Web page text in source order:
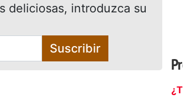
deliciosas, introduzca su
Suscribir